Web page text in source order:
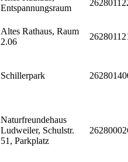
Entspannungsraum
Altes Rathaus, Raum
2.06
Schillerpark
Naturfreundehaus
Ludweiler, Schulstr.
51, Parkplatz